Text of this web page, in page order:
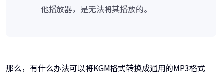
他播放器，是无法将其播放的。
那么，有什么办法可以将KGM格式转换成通用的MP3格式